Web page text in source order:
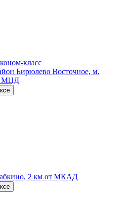
класс
Бирюлево Восточное, м.
МЦД
2 км от МКАД